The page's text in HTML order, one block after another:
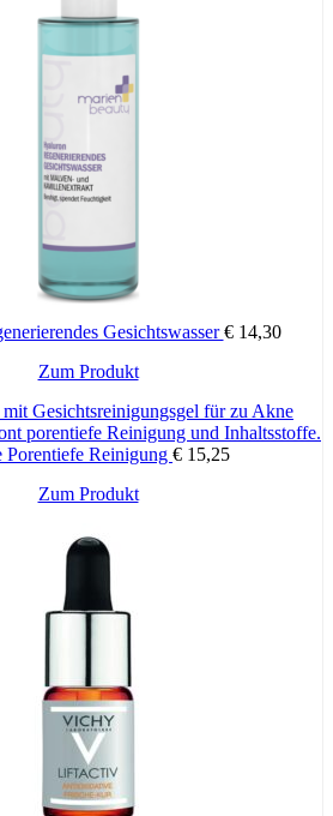
Gesichtswasser€14,30
Zum Produkt
Porentiefe Reinigung € 15,25
Zum Produkt